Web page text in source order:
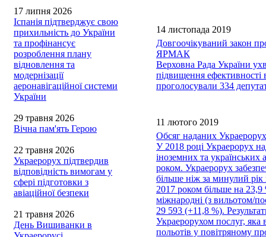
17 липня 2026
Іспанія підтверджує свою
прихильність до України
та профінансує
розроблення плану
відновлення та
модернізації
аеронавігаційної системи
України
29 травня 2026
Вічна пам'ять Герою
22 травня 2026
Украерорух підтвердив
відповідність вимогам у
сфері підготовки з
авіаційної безпеки
21 травня 2026
День Вишиванки в
14 листопада 2019
Довгоочікуваний закон
ЯРМАК
Верховна Рада України
підвищення ефективності
проголосували 334
11 лютого 2019
Обсяг наданих
У 2018 році Украерорух
іноземних та
роком. Украерорух
більше ніж за минулий рік
2017 роком більше на 23,9
міжнародні (з вильотом/
29 593 (+11,8 %).
Украерорухом послуг, яка
польотів у повітряному